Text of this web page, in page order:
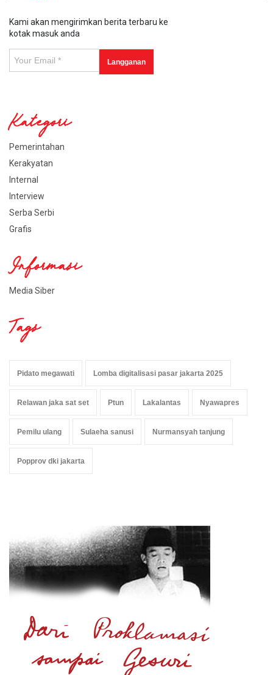
Kami akan mengirimkan berita terbaru ke
kotak masuk anda
Kategori
Pemerintahan
Kerakyatan
Internal
Interview
Serba Serbi
Grafis
Informasi
Media Siber
Tags
Pidato megawati Lomba digitalisasi pasar jakarta 2025
Relawan jaka sat set Ptun Lakalantas Nyawapres
Pemilu ulang Sulaeha sanusi Nurmansyah tanjung
Popprov dki jakarta